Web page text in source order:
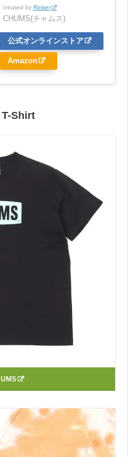
created by Rinker
CHUMS(チャムス)
公式オンラインストア
Amazon
Shirt